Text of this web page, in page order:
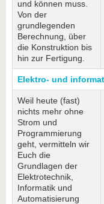
und können muss.
Von der
grundlegenden
Berechnung, über
die Konstruktion bis
hin zur Fertigung.
Elektro- und
Weil heute (fast)
nichts mehr ohne
Strom und
Programmierung
geht, vermitteln wir
Euch die
Grundlagen der
Elektrotechnik,
Informatik und
Automatisierung